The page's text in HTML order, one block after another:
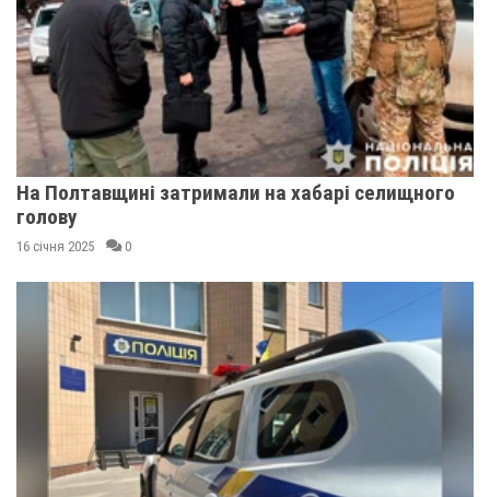
На Полтавщині затримали на хабарі селищного
голову
16 січня 2025 0